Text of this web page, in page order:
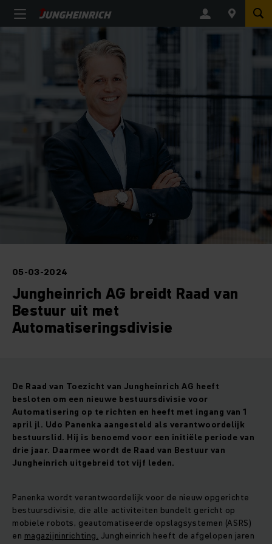
05-03-2024
Jungheinrich AG breidt Raad van
Bestuur uit met
Automatiseringsdivisie
De Raad van Toezicht van Jungheinrich AG heeft
besloten om een nieuwe bestuursdivisie voor
Automatisering op te richten en heeft met ingang van 1
april jl. Udo Panenka aangesteld als verantwoordelijk
bestuurslid. Hij is benoemd voor een initiële periode van
drie jaar. Daarmee wordt de Raad van Bestuur van
Jungheinrich uitgebreid tot vijf leden.
Panenka wordt verantwoordelijk voor de nieuw opgerichte
bestuursdivisie, die alle activiteiten bundelt gericht op
mobiele robots, geautomatiseerde opslagsystemen (ASRS)
en magazijninrichting. Jungheinrich heeft de afgelopen jaren